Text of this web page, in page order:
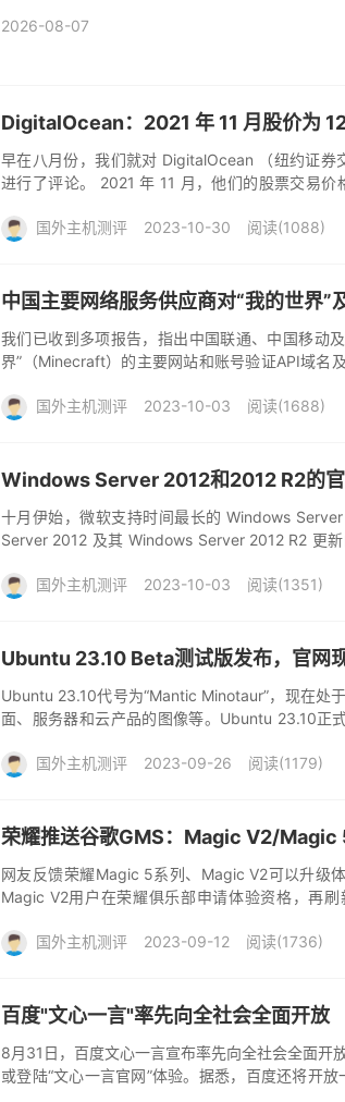
2026-08-07
DigitalOcean：2021 年 11 月股价为
早在八月份，我们就对 DigitalOcean （纽约证券
进行了评论。 2021 年 11 月，他们的股票交易价
国外主机测评
2023-10-30 阅读(1088)
中国主要网络服务供应商对“我的世界”
我们已收到多项报告，指出中国联通、中国移动
界”（Minecraft）的主要网站和账号验证API域名
国外主机测评
2023-10-03 阅读(1688)
Windows Server 2012和2012 R2的
十月伊始，微软支持时间最长的 Windows
Server 2012 及其 Windows Server 2012 R2 更
国外主机测评
2023-10-03 阅读(1351)
Ubuntu 23.10 Beta测试版发布，官网
Ubuntu 23.10代号为“Mantic Minotaur”，现在处
面、服务器和云产品的图像等。Ubuntu 23.10正
国外主机测评
2023-09-26 阅读(1179)
荣耀推送谷歌GMS：Magic V2/Magic
网友反馈荣耀Magic 5系列、Magic V2可以升级
Magic V2用户在荣耀俱乐部申请体验资格，再
国外主机测评
2023-09-12 阅读(1736)
百度"文心一言"率先向全社会全面开放
8月31日，百度文心一言宣布率先向全社会全面开
或登陆“文心一言官网”体验。据悉，百度还将开